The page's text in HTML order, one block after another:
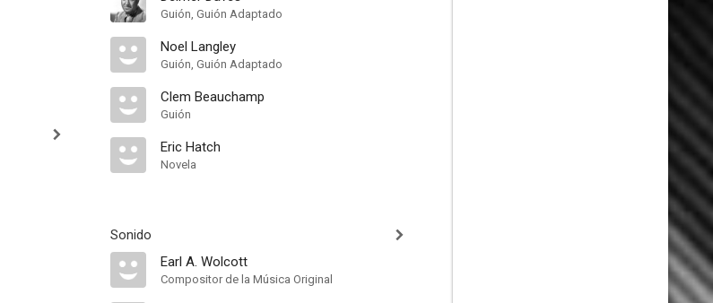
Guión, Guión Adaptado
Noel Langley
Guión, Guión Adaptado
Clem Beauchamp
Guión
Eric Hatch
Novela
Sonido
Earl A. Wolcott
Compositor de la Música Original